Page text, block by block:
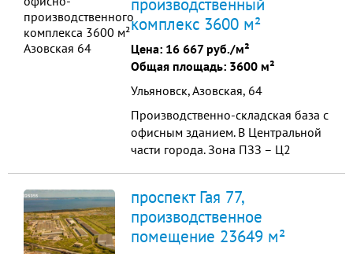
СВИДЕТЕЛЬСТВО на бетонную
площадку и землю. Охрана
круглосуточно.
производственный
комплекс 3600 м²
Цена: 16 667 руб./м²
Общая площадь: 3600 м²
Ульяновск, Азовская, 64
Производственно-складская база с
офисным зданием. В Центральной
части города. Зона ПЗЗ – Ц2
Производственно-
проспект Гая 77,
производственное
помещение 23649 м²